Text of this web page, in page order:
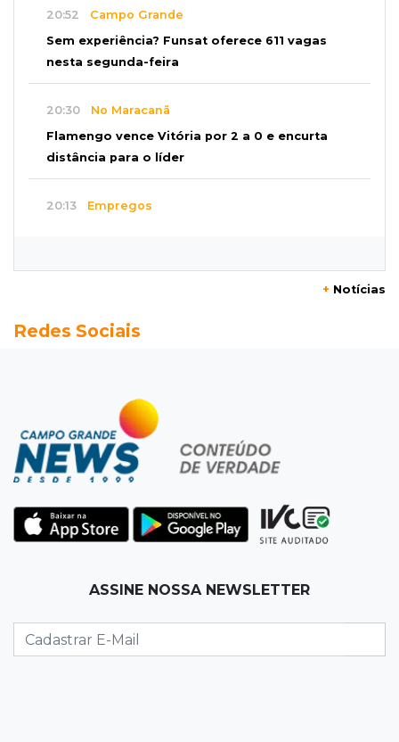
20:52 Campo Grande
Sem experiência? Funsat oferece 611 vagas
nesta segunda-feira
20:30 No Maracanã
Flamengo vence Vitória por 2 a 0 e encurta
distância para o líder
20:13 Empregos
Vigia é amarrado durante roubo de carro e
Bragança Paulista
Corinthians vence Bragantino por 2 a 0 e sobe
para 7º no Brasileirão
Athletico vence Santos por 2 a 0 e mantém 3º
lugar no Brasileirão
Oportunidades
com salários de até R$ 10,2 mil
+ Notícias
Redes Sociais
ASSINE NOSSA NEWSLETTER